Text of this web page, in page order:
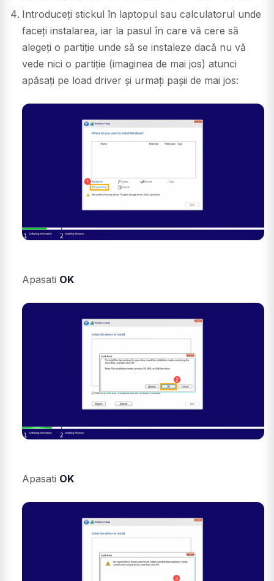
Introduceți stickul în laptopul sau calculatorul unde
faceți instalarea, iar la pasul în care vă cere să
alegeți o partiție unde să se instaleze dacă nu vă
vede nici o partiție (imaginea de mai jos) atunci
apăsați pe load driver și urmați pașii de mai jos:
Apasati OK
Apasati OK